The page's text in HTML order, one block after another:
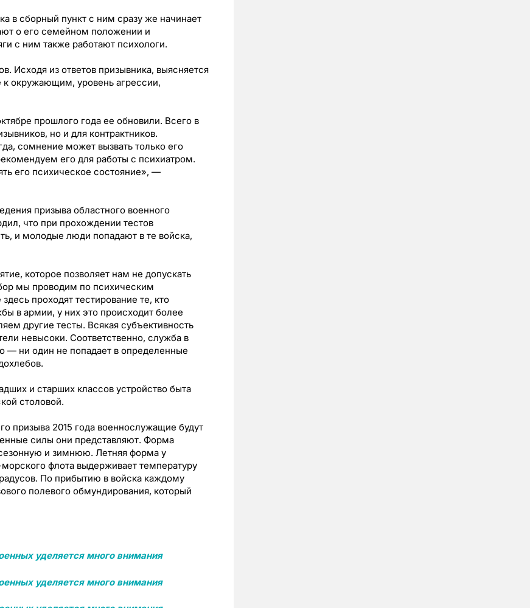
в сборный пункт с ним сразу же начинает
о его семейном положении и
с ним также работают психологи.
Исходя из ответов призывника, выясняется
окружающим, уровень агрессии,
прошлого года ее обновили. Всего в
но и для контрактников.
сомнение может вызвать только его
его для работы с психиатром.
его психическое состояние», —
призыва областного военного
что при прохождении тестов
и молодые люди попадают в те войска,
которое позволяет нам не допускать
мы проводим по психическим
проходят тестирование те, кто
в армии, у них это происходит более
другие тесты. Всякая субъективность
невысоки. Соответственно, служба в
— ни один не попадает в определенные
и старших классов устройство быта
столовой.
призыва 2015 года военнослужащие будут
силы они представляют. Форма
и зимнюю. Летняя форма у
флота выдерживает температуру
По прибытию в войска каждому
полевого обмундирования, который